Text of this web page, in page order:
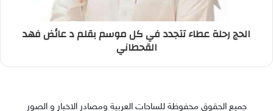
الحج رحلة عطاء تتجدد في كل موسم بقلم د عائض فهد
القحطاني
جميع الحقوق محفوظة للساحات العربية ومصادر الاخبار و الصور